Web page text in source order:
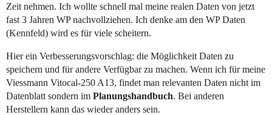
Zeit nehmen. Ich wollte schnell mal meine realen Daten von jetzt
fast 3 Jahren WP nachvollziehen. Ich denke am den WP Daten
(Kennfeld) wird es für viele scheitern.
Hier ein Verbesserungsvorschlag: die Möglichkeit Daten zu
speichern und für andere Verfügbar zu machen. Wenn ich für meine
Viessmann Vitocal-250 A13, findet man relevanten Daten nicht im
Datenblatt sondern im Planungshandbuch. Bei anderen
Herstellern kann das wieder anders sein.